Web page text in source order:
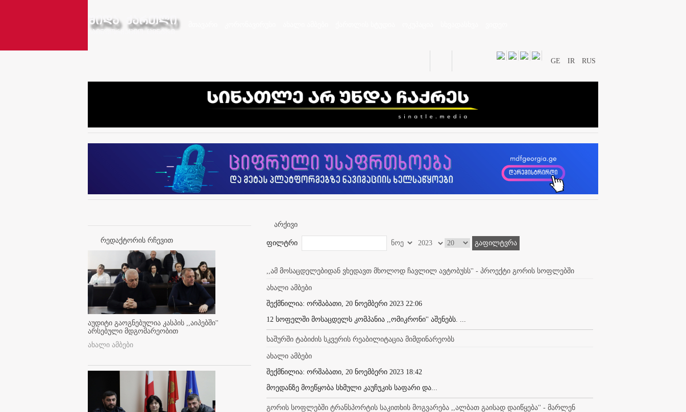
GE IR RUS
რედაქტორის რჩევით
აუდიტი გაოგნებულია კასპის ,,აიპებში''
არსებული მდგომარეობით
ახალი ამბები
არქივი
ფილტრი გაფილტვრა
,,ამ მოსაცდელებიდან ვხედავთ მხოლოდ ჩავლილ ავტობუსს'' - პროექტი გორის სოფლებში
ახალი ამბები
შექმნილია: ორშაბათი, 20 ნოემბერი 2023 22:06
12 სოფელში მოსაცდელს კომპანია ,,ომიკრონი'' აშენებს. ...
ხაშურში ტაბიძის სკვერის რეაბილიტაცია მიმდინარეობს
ახალი ამბები
შექმნილია: ორშაბათი, 20 ნოემბერი 2023 18:42
მოედანზე მოეწყობა სხმული კაუჩუკის საფარი და...
გორის სოფლებში ტრანსპორტის საკითხის მოგვარება ,,ალბათ გაისად დაიწყება'' - მარლენ